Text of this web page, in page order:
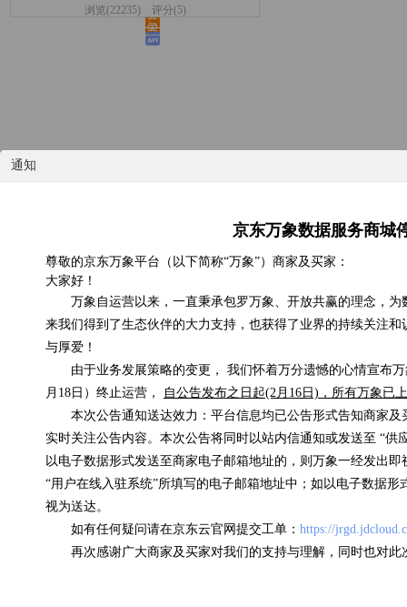
通知
京东万象数据服务商城
尊敬的京东万象平台（以下简称“万象”）商家及买家：
大家好！
万象自运营以来，一直秉承包罗万象、开放共赢的理念，
来我们得到了生态伙伴的大力支持，也获得了业界的持续关注
与厚爱！
由于业务发展策略的变更， 我们怀着万分遗憾的心情宣布
月18日）终止运营，
自公告发布之日起(2月16日)，所有万象已
本次公告通知送达效力：平台信息均已公告形式告知商家
实时关注公告内容。本次公告将同时以站内信通知或发送至 “供
以电子数据形式发送至商家电子邮箱地址的，则万象一经发出
“用户在线入驻系统”所填写的电子邮箱地址中；如以电子数据
视为送达。
如有任何疑问请在京东云官网提交工单： https://
再次感谢广大商家及买家对我们的支持与理解，同时也对
浏览(22235) 评分(5)
国内天气实况
0.07元/次
浏览(575) 评分(4)